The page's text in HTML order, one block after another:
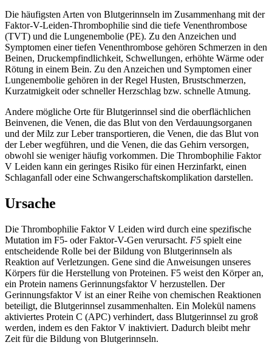
Die häufigsten Arten von Blutgerinnseln im Zusammenhang mit der
Faktor-V-Leiden-Thrombophilie sind die tiefe Venenthrombose
(TVT) und die Lungenembolie (PE). Zu den Anzeichen und
Symptomen einer tiefen Venenthrombose gehören Schmerzen in den
Beinen, Druckempfindlichkeit, Schwellungen, erhöhte Wärme oder
Rötung in einem Bein. Zu den Anzeichen und Symptomen einer
Lungenembolie gehören in der Regel Husten, Brustschmerzen,
Kurzatmigkeit oder schneller Herzschlag bzw. schnelle Atmung.
Andere mögliche Orte für Blutgerinnsel sind die oberflächlichen
Beinvenen, die Venen, die das Blut von den Verdauungsorganen
und der Milz zur Leber transportieren, die Venen, die das Blut von
der Leber wegführen, und die Venen, die das Gehirn versorgen,
obwohl sie weniger häufig vorkommen. Die Thrombophilie Faktor
V Leiden kann ein geringes Risiko für einen Herzinfarkt, einen
Schlaganfall oder eine Schwangerschaftskomplikation darstellen.
Ursache
Die Thrombophilie Faktor V Leiden wird durch eine spezifische
Mutation im F5- oder Faktor-V-Gen verursacht. F5 spielt eine
entscheidende Rolle bei der Bildung von Blutgerinnseln als
Reaktion auf Verletzungen. Gene sind die Anweisungen unseres
Körpers für die Herstellung von Proteinen. F5 weist den Körper an,
ein Protein namens Gerinnungsfaktor V herzustellen. Der
Gerinnungsfaktor V ist an einer Reihe von chemischen Reaktionen
beteiligt, die Blutgerinnsel zusammenhalten. Ein Molekül namens
aktiviertes Protein C (APC) verhindert, dass Blutgerinnsel zu groß
werden, indem es den Faktor V inaktiviert. Dadurch bleibt mehr
Zeit für die Bildung von Blutgerinnseln.